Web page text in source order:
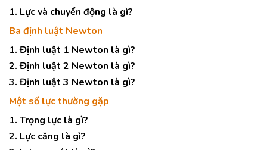
1. Lực và chuyển động là gì?
Ba định luật Newton
1. Định luật 1 Newton là gì?
2. Định luật 2 Newton là gì?
3. Định luật 3 Newton là gì?
Một số lực thường gặp
1. Trọng lực là gì?
2. Lực căng là gì?